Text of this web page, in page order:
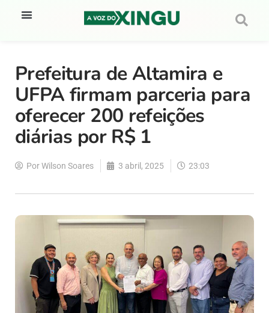
Prefeitura de Altamira e
UFPA firmam parceria para
oferecer 200 refeições
diárias por R$ 1
PorWilson Soares 3 abril, 2025 23:03